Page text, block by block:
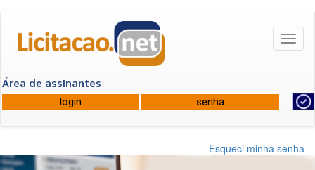
Área de assinantes
Esqueci minha senha